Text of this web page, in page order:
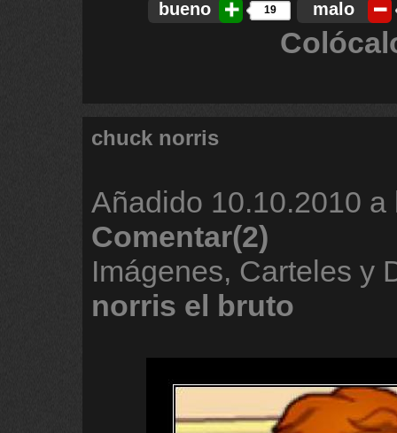
bueno 19 malo
chuck norris
Añadido 10.10.2010 a
Comentar(2)
Imágenes, Carteles y
norris el bruto